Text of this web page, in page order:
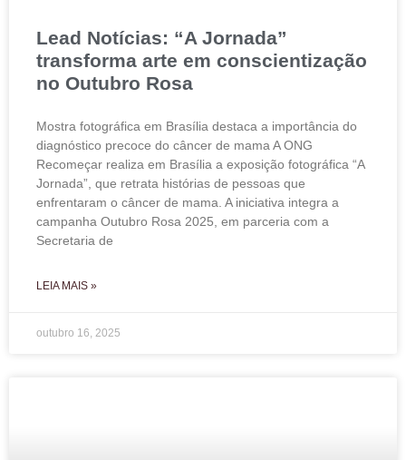
Lead Notícias: “A Jornada”
transforma arte em conscientização
no Outubro Rosa
Mostra fotográfica em Brasília destaca a importância do
diagnóstico precoce do câncer de mama A ONG
Recomeçar realiza em Brasília a exposição fotográfica “A
Jornada”, que retrata histórias de pessoas que
enfrentaram o câncer de mama. A iniciativa integra a
campanha Outubro Rosa 2025, em parceria com a
Secretaria de
LEIA MAIS »
outubro 16, 2025